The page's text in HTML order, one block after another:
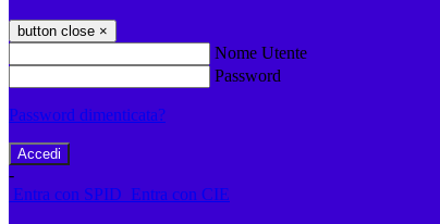
button close ×
Nome Utente
Password
Password dimenticata?
-
Entra con SPID Entra con CIE